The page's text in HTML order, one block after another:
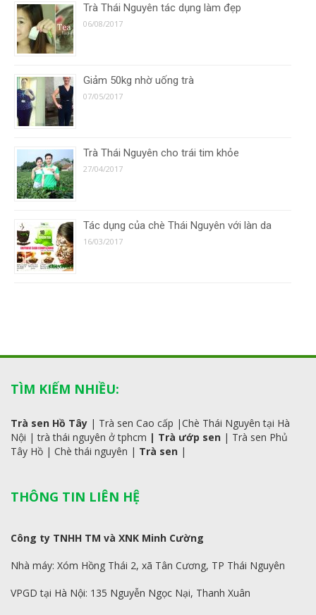
Trà Thái Nguyên tác dụng làm đẹp
06/08/2017
Giảm 50kg nhờ uống trà
07/05/2017
Trà Thái Nguyên cho trái tim khỏe
27/04/2017
Tác dụng của chè Thái Nguyên với làn da
16/03/2017
TÌM KIẾM NHIỀU:
Trà sen Hồ Tây | Trà sen Cao cấp |Chè Thái Nguyên tại Hà
Nội |trà thái nguyên ở tphcm | Trà ướp sen | Trà sen Phủ
Tây Hồ | Chè thái nguyên | Trà sen |
THÔNG TIN LIÊN HỆ
Công ty TNHH TM và XNK Minh Cường
Nhà máy: Xóm Hồng Thái 2, xã Tân Cương, TP Thái Nguyên
VPGD tại Hà Nội: 135 Nguyễn Ngọc Nại, Thanh Xuân